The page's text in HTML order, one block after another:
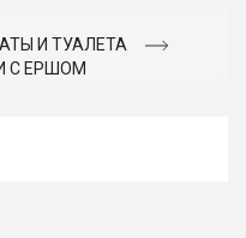
И ТУАЛЕТА
С ЕРШОМ